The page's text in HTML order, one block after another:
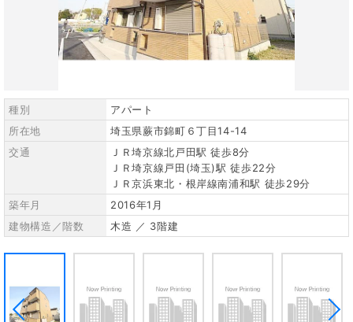
種別
アパート
所在地
埼玉県蕨市錦町６丁目14-14
交通
ＪＲ埼京線北戸田駅 徒歩8分
ＪＲ埼京線戸田(埼玉)駅 徒歩22分
ＪＲ京浜東北・根岸線南浦和駅 徒歩29分
築年月
2016年1月
建物構造／階数
木造 ／ 3階建